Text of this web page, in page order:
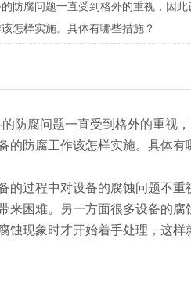
防腐问题一直受到格外的重视，因
怎样实施。具体有哪些措施？
的防腐问题一直受到格外的重视
的防腐工作该怎样实施。具体有
的过程中对设备的腐蚀问题不
来困难。另一方面很多设备的
蚀现象时才开始着手处理，这